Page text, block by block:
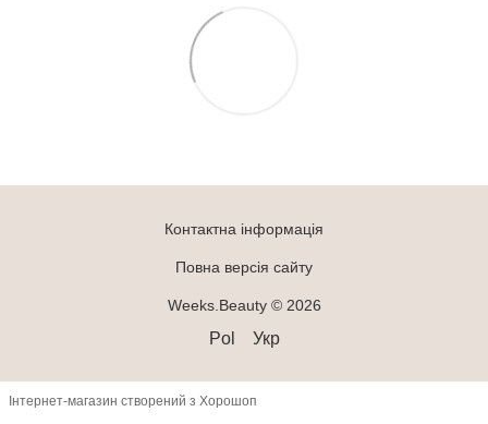
Контактна інформація
Повна версія сайту
Weeks.Beauty © 2026
Pol Укр
Інтернет-магазин створений з Хорошоп